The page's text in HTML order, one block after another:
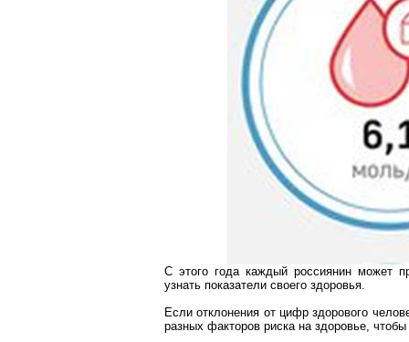
С этого года каждый россиянин может
узнать показатели своего здоровья.
Если отклонения от цифр здорового
разных факторов риска на здоровье,